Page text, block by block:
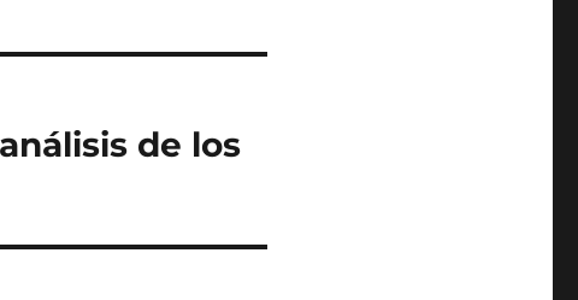
de los